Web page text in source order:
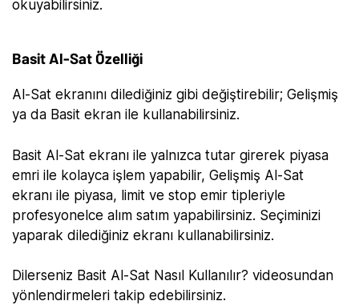
okuyabilirsiniz.
Basit Al-Sat Özelliği
Al-Sat ekranını dilediğiniz gibi değiştirebilir; Gelişmiş
ya da Basit ekran ile kullanabilirsiniz.
Basit Al-Sat ekranı ile yalnızca tutar girerek piyasa
emri ile kolayca işlem yapabilir, Gelişmiş Al-Sat
ekranı ile piyasa, limit ve stop emir tipleriyle
profesyonelce alım satım yapabilirsiniz. Seçiminizi
yaparak dilediğiniz ekranı kullanabilirsiniz.
Dilerseniz Basit Al-Sat Nasıl Kullanılır? videosundan
yönlendirmeleri takip edebilirsiniz.